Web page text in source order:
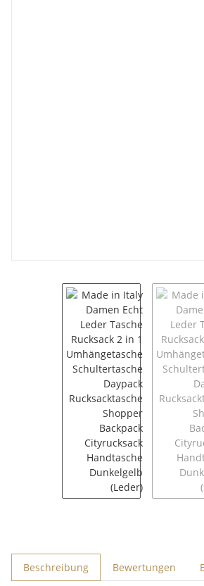
Beschreibung Bewertungen